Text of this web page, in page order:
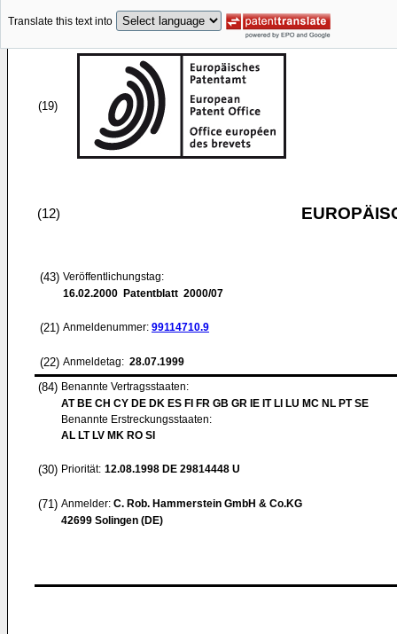
Translate this text into
(19)
(12)
(43) Veröffentlichungstag:
16.02.2000 Patentblatt 2000/07
(21) Anmeldenummer: 99114710.9
(22) Anmeldetag: 28.07.1999
(84) Benannte Vertragsstaaten:
AT BE CH CY DE DK ES FI FR GB GR IE IT LI LU MC NL PT SE
Benannte Erstreckungsstaaten:
AL LT LV MK RO SI
(30) Priorität: 12.08.1998 DE 29814448 U
(71) Anmelder: C. Rob. Hammerstein GmbH & Co.KG
42699 Solingen (DE)